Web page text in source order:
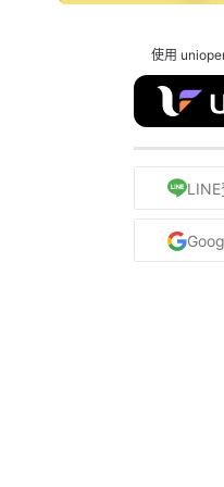
使用
LINE